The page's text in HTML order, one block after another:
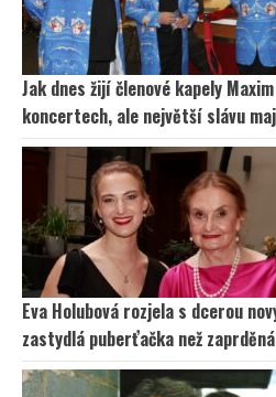
Jak dnes žijí členové kapely
koncertech, ale největší slávu
Eva Holubová rozjela s dcerou
zastydlá puberťačka než